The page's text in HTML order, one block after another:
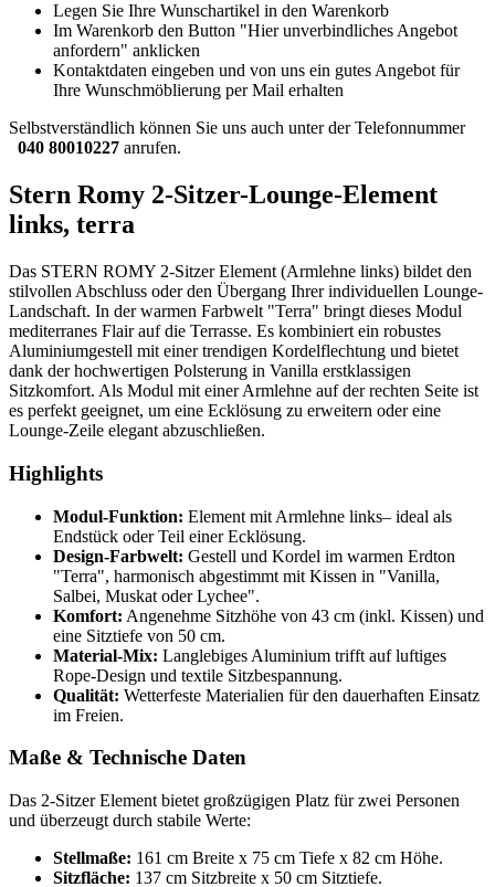
Legen Sie Ihre Wunschartikel in den Warenkorb
Im Warenkorb den Button "Hier unverbindliches Angebot
anfordern" anklicken
Kontaktdaten eingeben und von uns ein gutes Angebot für
Ihre Wunschmöblierung per Mail erhalten
Selbstverständlich können Sie uns auch unter der Telefonnummer
040 80010227 anrufen.
Stern Romy 2-Sitzer-Lounge-Element
links, terra
Das STERN ROMY 2-Sitzer Element (Armlehne links) bildet den
stilvollen Abschluss oder den Übergang Ihrer individuellen Lounge-
Landschaft. In der warmen Farbwelt "Terra" bringt dieses Modul
mediterranes Flair auf die Terrasse. Es kombiniert ein robustes
Aluminiumgestell mit einer trendigen Kordelflechtung und bietet
dank der hochwertigen Polsterung in Vanilla erstklassigen
Sitzkomfort. Als Modul mit einer Armlehne auf der rechten Seite ist
es perfekt geeignet, um eine Ecklösung zu erweitern oder eine
Lounge-Zeile elegant abzuschließen.
Highlights
Modul-Funktion: Element mit Armlehne links– ideal als
Endstück oder Teil einer Ecklösung.
Design-Farbwelt: Gestell und Kordel im warmen Erdton
"Terra", harmonisch abgestimmt mit Kissen in "Vanilla,
Salbei, Muskat oder Lychee".
Komfort: Angenehme Sitzhöhe von 43 cm (inkl. Kissen) und
eine Sitztiefe von 50 cm.
Material-Mix: Langlebiges Aluminium trifft auf luftiges
Rope-Design und textile Sitzbespannung.
Qualität: Wetterfeste Materialien für den dauerhaften Einsatz
im Freien.
Maße & Technische Daten
Das 2-Sitzer Element bietet großzügigen Platz für zwei Personen
und überzeugt durch stabile Werte:
Stellmaße: 161 cm Breite x 75 cm Tiefe x 82 cm Höhe.
Sitzfläche: 137 cm Sitzbreite x 50 cm Sitztiefe.